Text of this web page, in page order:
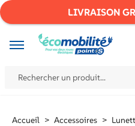
Accueil > Accessoires >
LIVRAISON